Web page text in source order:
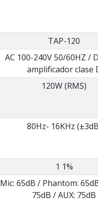
TAP-120
AC 100-240V 50/60HZ /
amplificador clase
120W (RMS)
80Hz- 16KHz
1 1%
Mic: 65dB / Phantom:
75dB / AUX: 75dB